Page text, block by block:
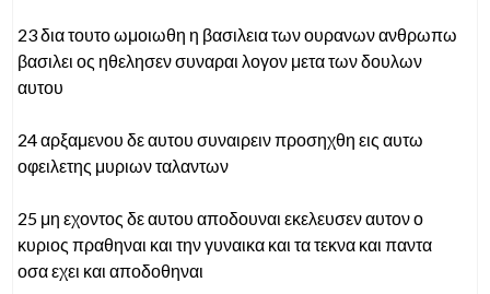
23 δια τουτο ωμοιωθη η βασιλεια των ουρανων ανθρωπω
βασιλει ος ηθελησεν συναραι λογον μετα των δουλων
αυτου
24 αρξαμενου δε αυτου συναιρειν προσηχθη εις αυτω
οφειλετης μυριων ταλαντων
25 μη εχοντος δε αυτου αποδουναι εκελευσεν αυτον ο
κυριος πραθηναι και την γυναικα και τα τεκνα και παντα
οσα εχει και αποδοθηναι